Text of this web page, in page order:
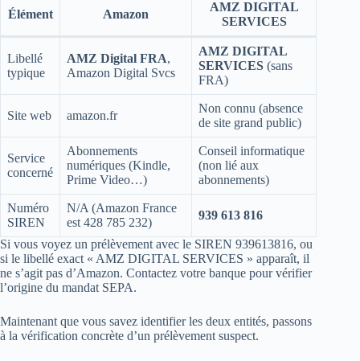
Élément Amazon
AMZ DIGITAL
SERVICES
Libellé
typique
AMZ Digital FRA,
Amazon Digital Svcs
AMZ DIGITAL
SERVICES (sans
FRA)
Site web amazon.fr
Non connu (absence
de site grand public)
Service
concerné
Abonnements
numériques (Kindle,
Prime Video…)
Conseil informatique
(non lié aux
abonnements)
Numéro
SIREN
N/A (Amazon France
est 428 785 232)
939 613 816
Si vous voyez un prélèvement avec le SIREN 939613816, ou
si le libellé exact « AMZ DIGITAL SERVICES » apparaît, il
ne s’agit pas d’Amazon. Contactez votre banque pour vérifier
l’origine du mandat SEPA.
Maintenant que vous savez identifier les deux entités, passons
à la vérification concrète d’un prélèvement suspect.